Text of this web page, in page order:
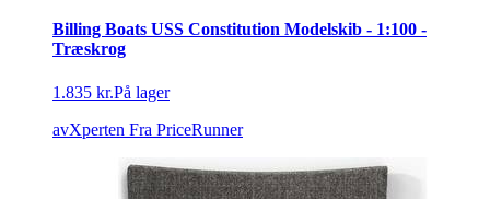
Billing Boats USS Constitution Modelskib - 1:100 -
Træskrog
1.835 kr.På lager
avXperten Fra PriceRunner